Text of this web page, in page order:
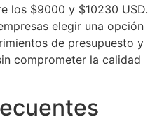
los $9000 y $10230 USD.
elegir una opción
de presupuesto y
comprometer la calidad